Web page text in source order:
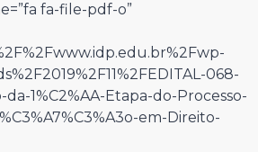
fa-file-pdf-o”
068-
1%C2%AA-Etapa-do-Processo-
em-Direito-